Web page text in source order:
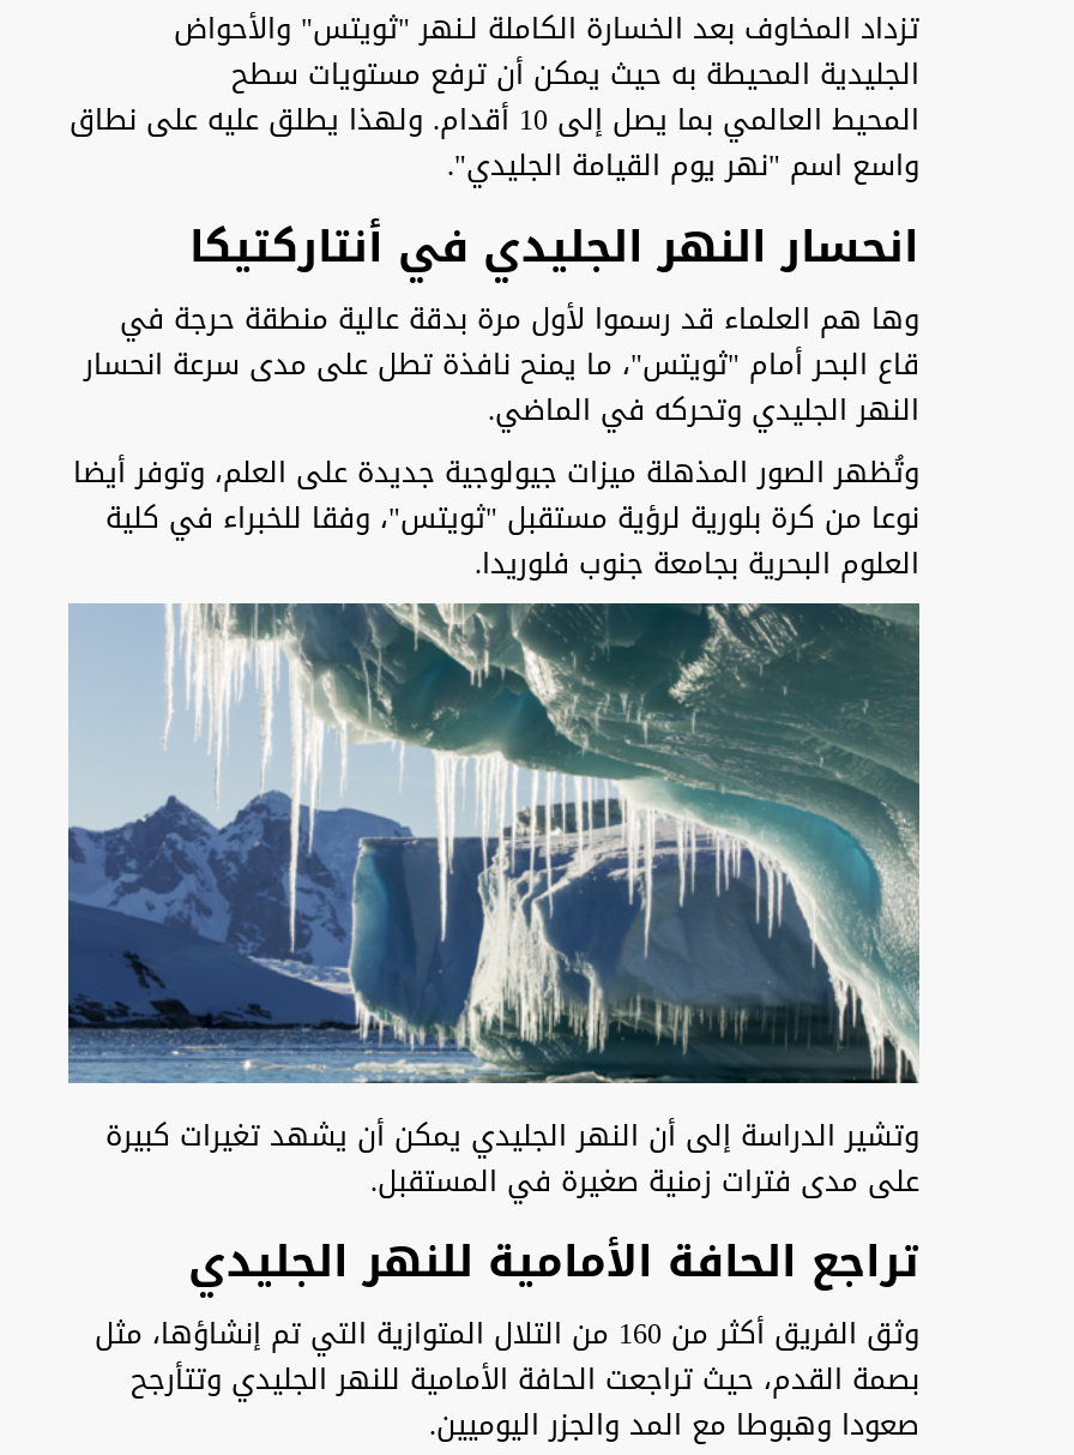
تزداد المخاوف بعد الخسارة الكاملة لـنهر "ثويتس" والأحواض
الجليدية المحيطة به حيث يمكن أن ترفع مستويات سطح
المحيط العالمي بما يصل إلى 10 أقدام. ولهذا يطلق عليه على نطاق
واسع اسم "نهر يوم القيامة الجليدي".
انحسار النهر الجليدي في أنتاركتيكا
وها هم العلماء قد رسموا لأول مرة بدقة عالية منطقة حرجة في
قاع البحر أمام "ثويتس"، ما يمنح نافذة تطل على مدى سرعة انحسار
النهر الجليدي وتحركه في الماضي.
وتُظهر الصور المذهلة ميزات جيولوجية جديدة على العلم، وتوفر أيضا
نوعا من كرة بلورية لرؤية مستقبل "ثويتس"، وفقا للخبراء في كلية
العلوم البحرية بجامعة جنوب فلوريدا.
وتشير الدراسة إلى أن النهر الجليدي يمكن أن يشهد تغيرات كبيرة
على مدى فترات زمنية صغيرة في المستقبل.
تراجع الحافة الأمامية للنهر الجليدي
وثق الفريق أكثر من 160 من التلال المتوازية التي تم إنشاؤها، مثل
بصمة القدم، حيث تراجعت الحافة الأمامية للنهر الجليدي وتتأرجح
صعودا وهبوطا مع المد والجزر اليوميين.